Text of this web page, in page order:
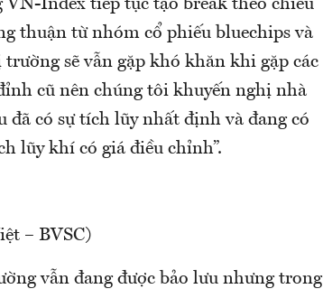
Index tiếp tục tạo break theo chiều
thuận từ nhóm cổ phiếu bluechips và
sẽ vẫn gặp khó khăn khi gặp các
cũ nên chúng tôi khuyến nghị nhà
có sự tích lũy nhất định và đang có
lũy khí có giá điều chỉnh”.
– BVSC)
vẫn đang được bảo lưu nhưng trong